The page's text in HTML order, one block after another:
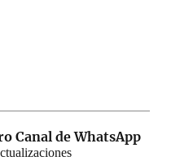
Canal de WhatsApp